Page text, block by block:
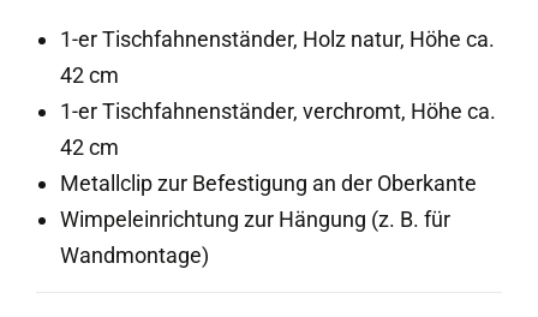
1-er Tischfahnenständer, Holz natur, Höhe ca.
42 cm
1-er Tischfahnenständer, verchromt, Höhe ca.
42 cm
Metallclip zur Befestigung an der Oberkante
Wimpeleinrichtung zur Hängung (z. B. für
Wandmontage)